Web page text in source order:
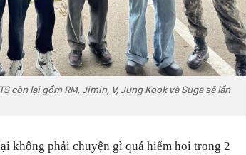
còn lại gồm RM, Jimin, V, Jung Kook và Suga sẽ lần
không phải chuyện gì quá hiếm hoi trong 2